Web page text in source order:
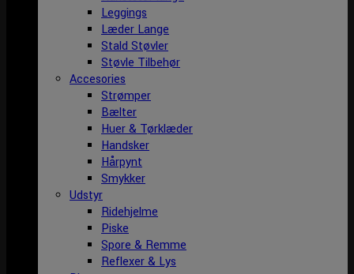
Leggings
Læder Lange
Stald Støvler
Støvle Tilbehør
Accesories
Strømper
Bælter
Huer & Tørklæder
Handsker
Hårpynt
Smykker
Udstyr
Ridehjelme
Piske
Spore & Remme
Reflexer & Lys